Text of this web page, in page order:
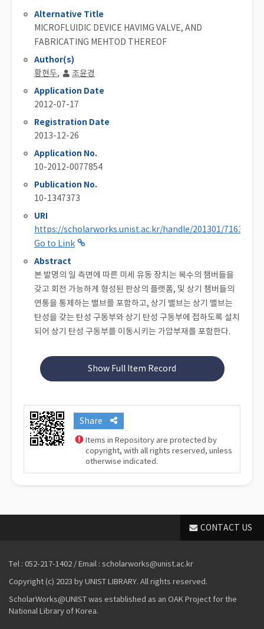
Alternative Title
MICROFLUIDIC DEVICE HAVIMG VALVE, AND
FABRICATING MEHTOD THEREOF
Author(s)
황현두,
조윤경
Application Date
2012-07-17
Registration Date
2013-12-26
Application No.
10-2012-0077854
Publication No.
10-1347373
URI
https://scholarworks.unist.ac.kr/handle/201301/71639
Go to Link
Abstract
본 발명의 일 측면에 따른 미세 유동 장치는 복수의 챔버들을
갖고 회전 가능하게 형성된 판상의 플랫폼, 및 상기 챔버들의
연통을 통제하는 밸브를 포함하고, 상기 밸브는 상기 밸브는
탄성을 갖는 탄성 구동부와 상기 탄성 구동부에 접하도록 설치
되어 상기 탄성 구동부를 이동시키는 가압부재를 포함한다.
Show Full Item Record
Share
Items in Repository are protected by
copyright, with all rights reserved, unless
otherwise indicated.
CONTACT US
Tel : 052-217-1402 / Email : scholarworks@unist.ac.kr
Copyright (c) 2023 by UNIST LIBRARY. All rights reserved.
ScholarWorks@UNIST was established as an OAK Project for the
National Library of Korea.